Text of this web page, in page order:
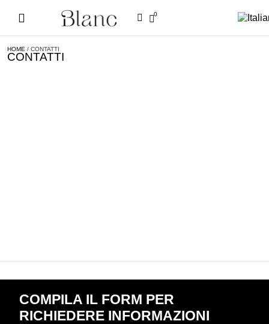
0
HOME / CONTATTI
CONTATTI
COMPILA IL FORM PER
RICHIEDERE INFORMAZIONI